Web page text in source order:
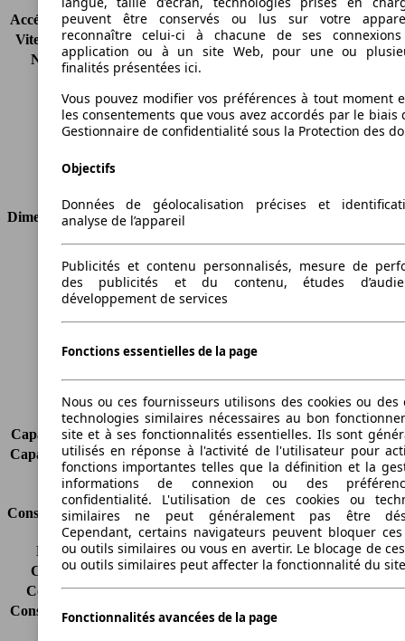
Accélération (0-100 km/h) 11.8s
Vitesse maximale (km/h) 178 km/h
Nombre de vitesses
6
Cylindrée
1968 ccm
Carburant
Diesel
Cylindres
4
Type de traction
Dimensions
Hauteur
1863 mm
Largeur
Charge maximale
602 kg
7
Charge sur toit
-
Capacité de remorquage (sans freins) 750 kg
Capacité de remorquage (avec freins) 1350 kg
Volume du coffre
530 - 3880 l
Consommation
Émissions de CO2*
-
Consommation (ville)
-
Consommation (route)
-
Consommation (combinée)*
peuvent être conservés ou lus sur votre
reconnaître celui-ci à chacune de ses
application ou à un site Web, pour une ou
finalités présentées ici.
Vous pouvez modifier vos préférences à tout moment
les consentements que vous avez accordés par le biais
Gestionnaire de confidentialité sous la Protection des
Objectifs
Données de géolocalisation précises et
analyse de l’appareil
Publicités et contenu personnalisés, mesure de
des publicités et du contenu, études
développement de services
Fonctions essentielles de la page
Nous ou ces fournisseurs utilisons des cookies ou des
technologies similaires nécessaires au bon
site et à ses fonctionnalités essentielles. Ils sont
utilisés en réponse à l'activité de l'utilisateur pour
fonctions importantes telles que la définition et la
informations de connexion ou des
confidentialité. L'utilisation de ces cookies ou
similaires ne peut généralement pas être
Cependant, certains navigateurs peuvent bloquer ces
ou outils similaires ou vous en avertir. Le blocage de
ou outils similaires peut affecter la fonctionnalité du
Fonctionnalités avancées de la page